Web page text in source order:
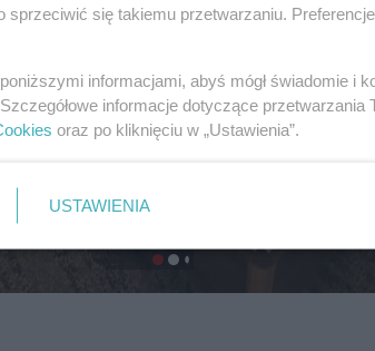
sprzeciwić się takiemu przetwarzaniu.
informacjami, abyś mógł świadomie i
informacje dotyczące przetwarzania
oraz po kliknięciu w „Ustawienia”.
USTAWIENIA